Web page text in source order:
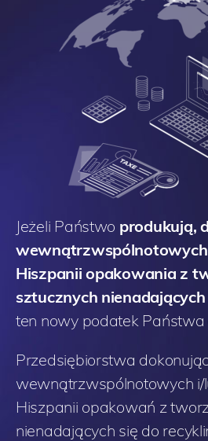
Jeżeli Państwo produkują,
wewnątrzwspólnotowych
Hiszpanii opakowania z
sztucznych
ten nowy podatek Państwa
Przedsiębiorstwa
wewnątrzwspólnotowych
Hiszpanii opakowań z
nienadających się do